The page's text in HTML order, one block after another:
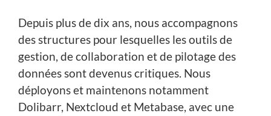
Depuis plus de dix ans, nous accompagnons
des structures pour lesquelles les outils de
gestion, de collaboration et de pilotage des
données sont devenus critiques. Nous
déployons et maintenons notamment
Dolibarr, Nextcloud et Metabase, avec une